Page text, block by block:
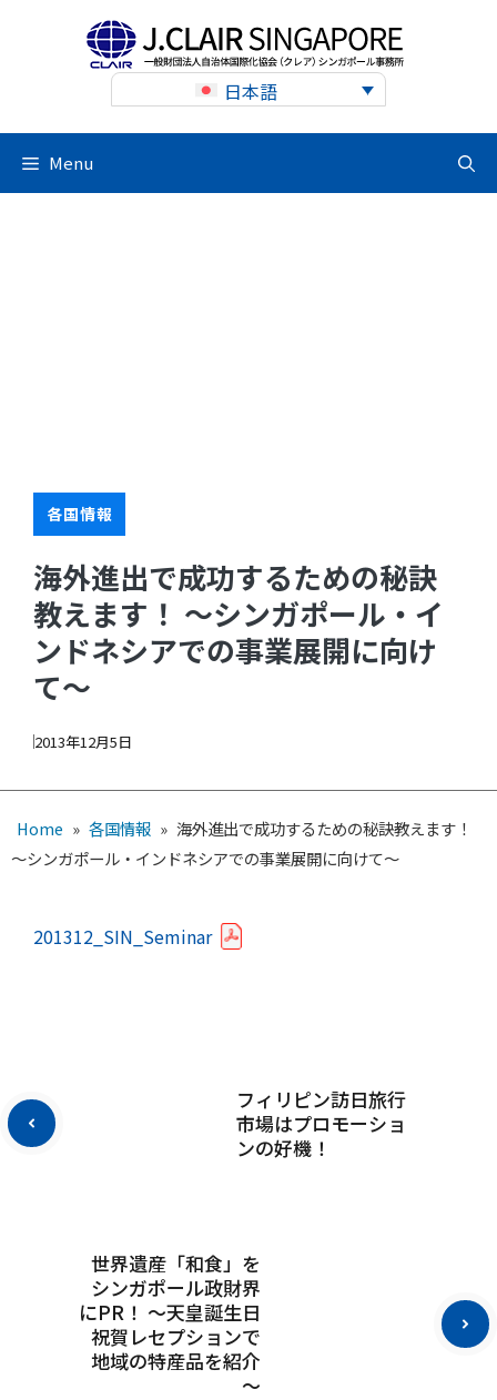
日本語
Menu
各国情報
海外進出で成功するための秘訣
教えます！ ～シンガポール・イ
ンドネシアでの事業展開に向け
て～
2013年12月5日
Home » 各国情報 » 海外進出で成功するための秘訣教えます！
～シンガポール・インドネシアでの事業展開に向けて～
201312_SIN_Seminar
フィリピン訪日旅行
市場はプロモーショ
ンの好機！
世界遺産「和食」を
シンガポール政財界
にPR！ ～天皇誕生日
祝賀レセプションで
地域の特産品を紹介
～